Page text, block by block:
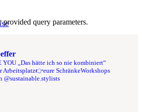
query parameters.
YOU
„Das hätte ich so nie kombiniert“
Arbeitsplatz👉eure SchränkeWorkshops
@sustainable.stylists